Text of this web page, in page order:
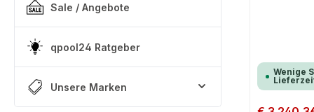
Sale / Angebote
qpool24 Ratgeber
Unsere Marken
Wenige
Regulärer Preis: